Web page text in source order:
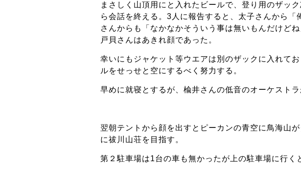
まさしく山頂用にと入れたビールで、登り用のザッ
ら会話を終える。3人に報告すると、太子さんから
さんからも「なかなかそういう事は無いもんだけど
戸貝さんはあきれ顔であった。
幸いにもジャケット等ウエアは別のザックに入れて
ルをせっせと空にするべく努力する。
早めに就寝とするが、楡井さんの低音のオーケストラ
翌朝テントから顔を出すとピーカンの青空に鳥海山
に祓川山荘を目指す。
第２駐車場は1台の車も無かったが上の駐車場に行く